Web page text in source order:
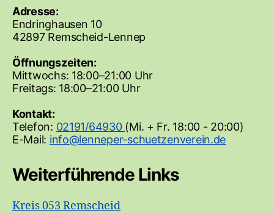
Adresse:
Endringhausen 10
42897 Remscheid-Lennep
Öffnungszeiten:
Mittwochs: 18:00–21:00 Uhr
Freitags: 18:00–21:00 Uhr
Kontakt:
Telefon: 02191/64930 (Mi. + Fr. 18:00 - 20:00)
E-Mail:
Weiterführende Links
Kreis 053 Remscheid